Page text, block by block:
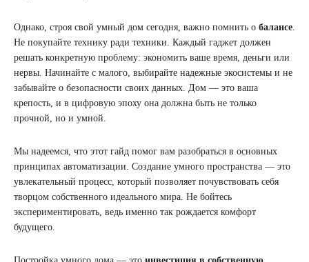
Однако, строя свой умный дом сегодня, важно помнить о балансе
Не покупайте технику ради техники. Каждый гаджет должен
решать конкретную проблему: экономить ваше время, деньги или
нервы. Начинайте с малого, выбирайте надежные экосистемы и не
забывайте о безопасности своих данных. Дом — это ваша
крепость, и в цифровую эпоху она должна быть не только
прочной, но и умной.
Мы надеемся, что этот гайд помог вам разобраться в основных
принципах автоматизации. Создание умного пространства — это
увлекательный процесс, который позволяет почувствовать себя
творцом собственного идеального мира. Не бойтесь
экспериментировать, ведь именно так рождается комфорт
будущего.